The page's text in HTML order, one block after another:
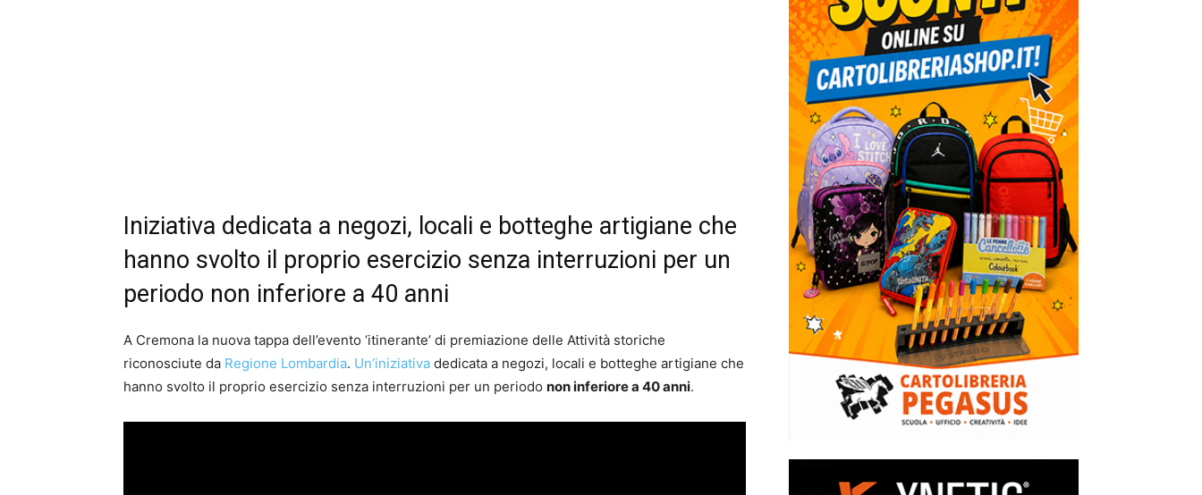
Iniziativa dedicata a negozi, locali e botteghe artigiane che
hanno svolto il proprio esercizio senza interruzioni per un
periodo non inferiore a 40 anni
A Cremona la nuova tappa dell’evento ‘itinerante’ di premiazione delle Attività storiche
riconosciute da Regione Lombardia. Un’iniziativa dedicata a negozi, locali e botteghe artigiane che
hanno svolto il proprio esercizio senza interruzioni per un periodo non inferiore a 40 anni.